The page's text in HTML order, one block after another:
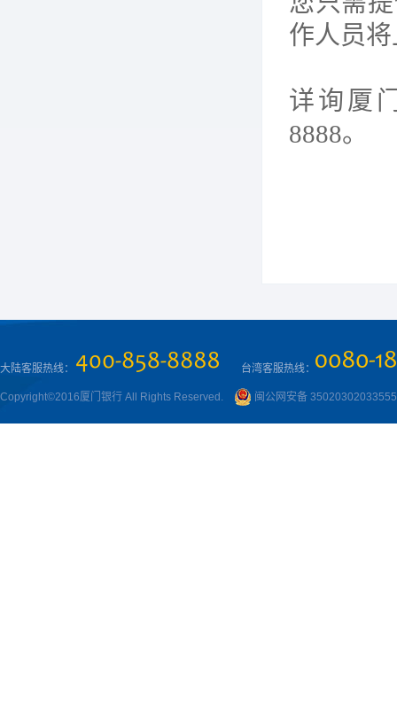
作人员
详询厦
8888。
大陆客服热线： 台湾客服热线：
Copyright©2016厦门银行 All Rights Reserved. 闽公网安备